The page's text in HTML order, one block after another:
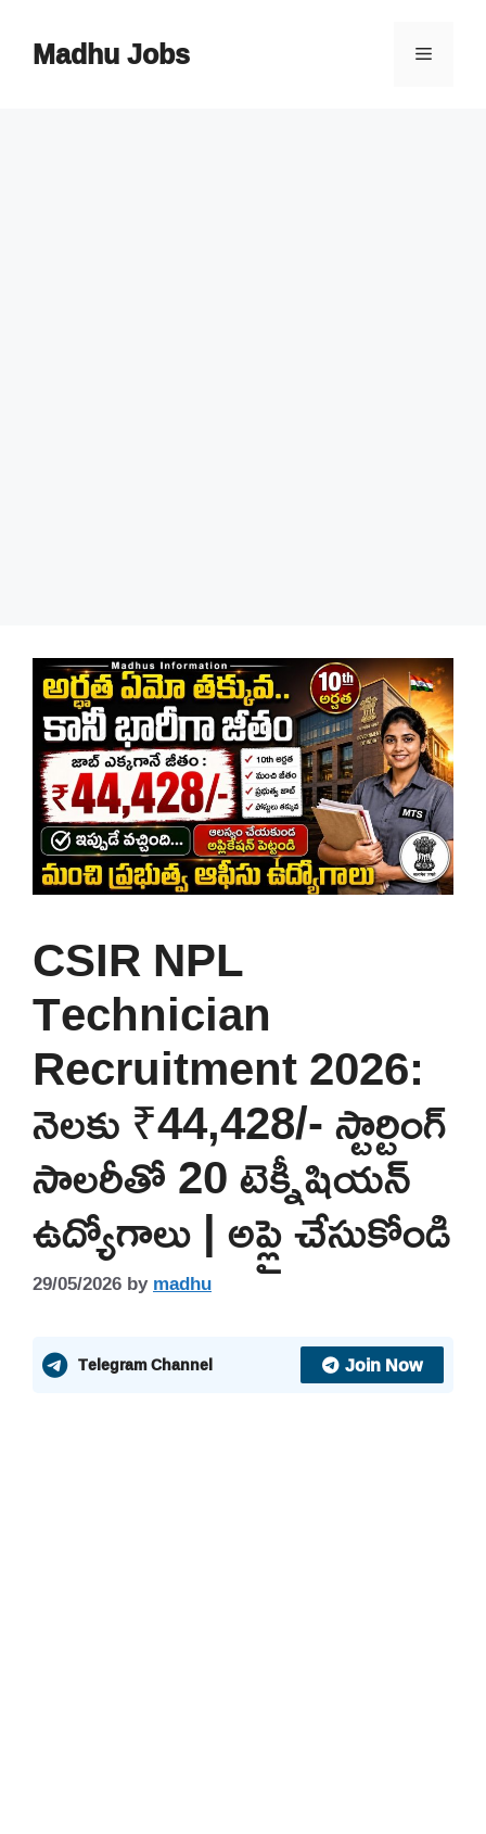
contentMadhu Jobs Menu
CSIR NPL
Technician
Recruitment 2026:
నెలకు ₹44,428/- స్టార్టింగ్
సాలరీతో 20 టెక్నీషియన్
ఉద్యోగాలు | అప్లై చేసుకోండి
29/05/2026bymadhu
Telegram Channel Join Now